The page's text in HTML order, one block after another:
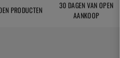
PRODUCTEN
30 DAGEN VAN OPEN
AANKOOP